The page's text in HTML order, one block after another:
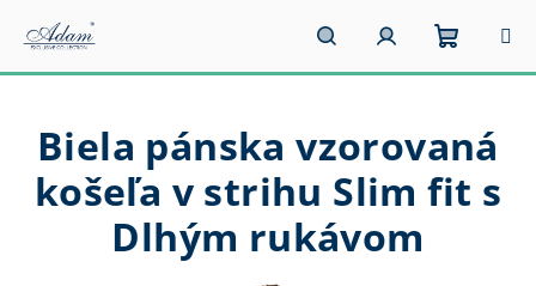
obsah
HľadaťPrihlásenie
košík
Biela pánska vzorovaná
košeľa v strihu Slim fit s
Dlhým rukávom